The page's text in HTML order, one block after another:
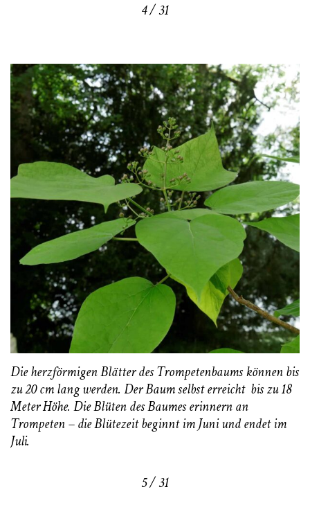
4 / 31
Die herzförmigen Blätter des Trompetenbaums können bis
zu 20 cm lang werden. Der Baum selbst erreicht bis zu 18
Meter Höhe. Die Blüten des Baumes erinnern an
Trompeten – die Blütezeit beginnt im Juni und endet im
Juli.
5 / 31